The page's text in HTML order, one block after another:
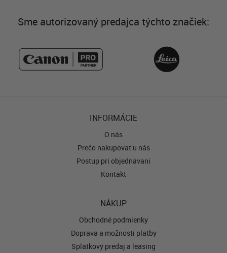
Sme autorizovaný predajca týchto značiek:
INFORMÁCIE
O nás
Prečo nakupovať u nás
Postup pri objednávaní
Kontakt
NÁKUP
Obchodné podmienky
Doprava a možnosti platby
Splátkový predaj a leasing